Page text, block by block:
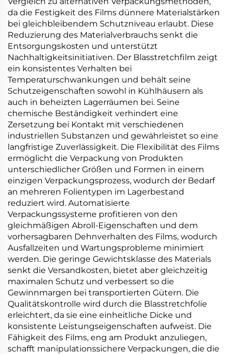
da die Festigkeit des Films dünnere Materialstärken
bei gleichbleibendem Schutzniveau erlaubt. Diese
Reduzierung des Materialverbrauchs senkt die
Entsorgungskosten und unterstützt
Nachhaltigkeitsinitiativen. Der Blasstretchfilm zeigt
ein konsistentes Verhalten bei
Temperaturschwankungen und behält seine
Schutzeigenschaften sowohl in Kühlhäusern als
auch in beheizten Lagerräumen bei. Seine
chemische Beständigkeit verhindert eine
Zersetzung bei Kontakt mit verschiedenen
industriellen Substanzen und gewährleistet so eine
langfristige Zuverlässigkeit. Die Flexibilität des Films
ermöglicht die Verpackung von Produkten
unterschiedlicher Größen und Formen in einem
einzigen Verpackungsprozess, wodurch der Bedarf
an mehreren Folientypen im Lagerbestand
reduziert wird. Automatisierte
Verpackungssysteme profitieren von den
gleichmäßigen Abroll-Eigenschaften und dem
vorhersagbaren Dehnverhalten des Films, wodurch
Ausfallzeiten und Wartungsprobleme minimiert
werden. Die geringe Gewichtsklasse des Materials
senkt die Versandkosten, bietet aber gleichzeitig
maximalen Schutz und verbessert so die
Gewinnmargen bei transportierten Gütern. Die
Qualitätskontrolle wird durch die Blasstretchfolie
erleichtert, da sie eine einheitliche Dicke und
konsistente Leistungseigenschaften aufweist. Die
Fähigkeit des Films, eng am Produkt anzuliegen,
schafft manipulationssichere Verpackungen, die die